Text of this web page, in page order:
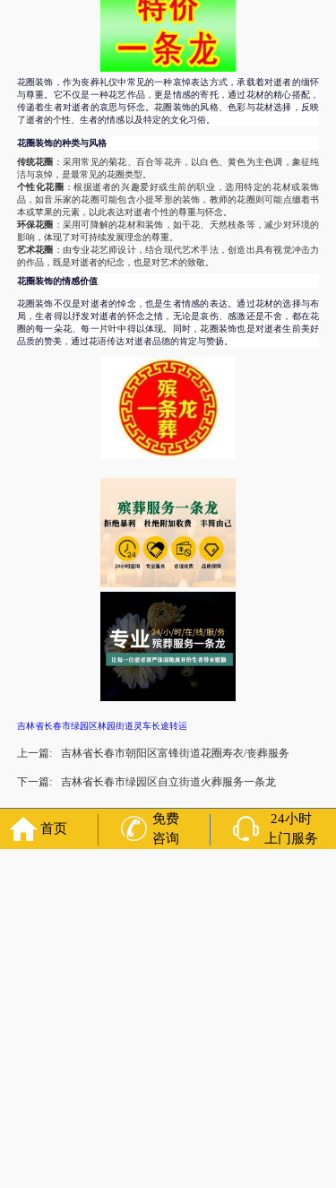
花圈装饰，作为丧葬礼仪中常见的一种哀悼表达方式，承载着对逝者的缅怀
与尊重。它不仅是一种花艺作品，更是情感的寄托，通过花材的精心搭配，
传递着生者对逝者的哀思与怀念。花圈装饰的风格、色彩与花材选择，反映
了逝者的个性、生者的情感以及特定的文化习俗。
花圈装饰的种类与风格
传统花圈 ：采用常见的菊花、百合等花卉，以白色、黄色为主色调，象征纯
洁与哀悼，是最常见的花圈类型。
个性化花圈 ：根据逝者的兴趣爱好或生前的职业，选用特定的花材或装饰
品，如音乐家的花圈可能包含小提琴形的装饰，教师的花圈则可能点缀着书
本或苹果的元素，以此表达对逝者个性的尊重与怀念。
环保花圈 ：采用可降解的花材和装饰，如干花、天然枝条等，减少对环境的
影响，体现了对可持续发展理念的尊重。
艺术花圈 ：由专业花艺师设计，结合现代艺术手法，创造出具有视觉冲击力
的作品，既是对逝者的纪念，也是对艺术的致敬。
花圈装饰的情感价值
花圈装饰不仅是对逝者的悼念，也是生者情感的表达。通过花材的选择与布
局，生者得以抒发对逝者的怀念之情，无论是哀伤、感激还是不舍，都在花
圈的每一朵花、每一片叶中得以体现。同时，花圈装饰也是对逝者生前美好
品质的赞美，通过花语传达对逝者品德的肯定与赞扬。
吉林省长春市绿园区林园街道灵车长途转运
上一篇: 吉林省长春市朝阳区富锋街道花圈寿衣/丧葬服务
下一篇: 吉林省长春市绿园区自立街道火葬服务一条龙
首页
免费
咨询
24小时
上门服务